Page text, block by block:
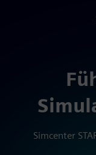
Simcenter